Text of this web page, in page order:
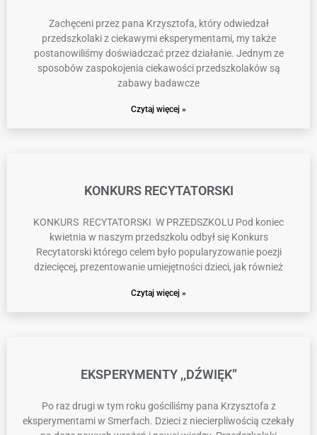
Zachęceni przez pana Krzysztofa, który odwiedzał
przedszkolaki z ciekawymi eksperymentami, my także
postanowiliśmy doświadczać przez działanie. Jednym ze
sposobów zaspokojenia ciekawości przedszkolaków są
zabawy badawcze
Czytaj więcej »
KONKURS RECYTATORSKI
KONKURS RECYTATORSKI W PRZEDSZKOLU Pod koniec
kwietnia w naszym przedszkolu odbył się Konkurs
Recytatorski którego celem było popularyzowanie poezji
dziecięcej, prezentowanie umiejętności dzieci, jak również
Czytaj więcej »
EKSPERYMENTY ,,DŹWIĘK”
Po raz drugi w tym roku gościliśmy pana Krzysztofa z
eksperymentami w Smerfach. Dzieci z niecierpliwością czekały